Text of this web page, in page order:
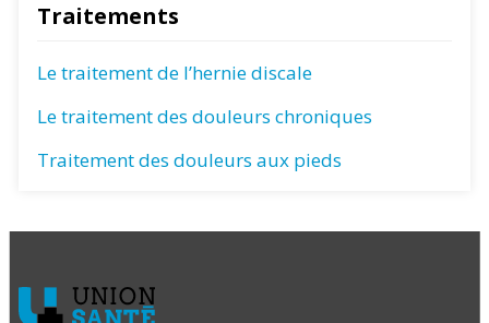
Traitements
Le traitement de l’hernie discale
Le traitement des douleurs chroniques
Traitement des douleurs aux pieds